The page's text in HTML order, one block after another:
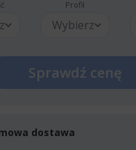
Profil
Wybierz
Sprawdź cenę
dostawa